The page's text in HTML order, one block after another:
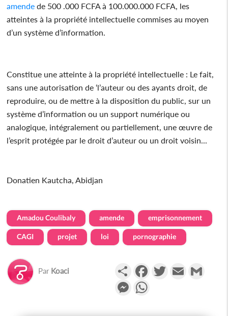
amende de 500 .000 FCFA à 100.000.000 FCFA, les
atteintes à la propriété intellectuelle commises au moyen
d’un système d’information.
Constitue une atteinte à la propriété intellectuelle : Le fait,
sans une autorisation de ‘l’auteur ou des ayants droit, de
reproduire, ou de mettre à la disposition du public, sur un
système d’information ou un support numérique ou
analogique, intégralement ou partiellement, une œuvre de
l’esprit protégée par le droit d’auteur ou un droit voisin...
Donatien Kautcha, Abidjan
Amadou Coulibaly amende emprisonnement
CAGI projet loi pornographie
Par Koaci PartagerFacebookTwitterEmail
Messenger